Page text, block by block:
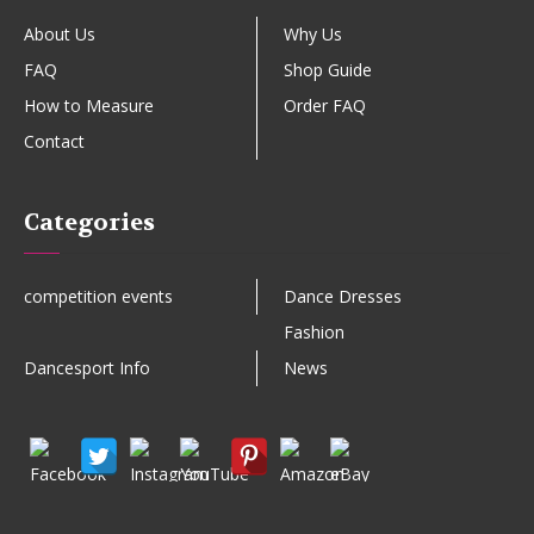
About Us
Why Us
FAQ
Shop Guide
How to Measure
Order FAQ
Contact
Categories
competition events
Dance Dresses
Fashion
Dancesport Info
News